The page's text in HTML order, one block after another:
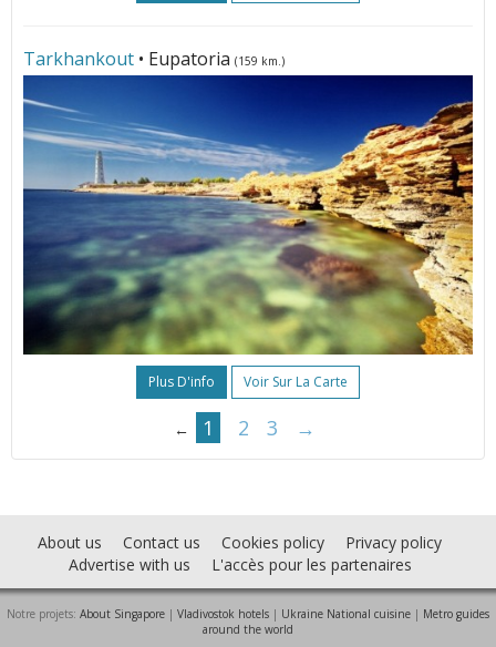
Tarkhankout • Eupatoria (159 km.)
Plus D'info Voir Sur La Carte
← 1 2 3 →
About us Contact us Cookies policy
Privacy policy
Advertise with us
L'accès pour les partenaires
Notre projets: About Singapore | Vladivostok hotels | Ukraine National cuisine | Metro guides
around the world